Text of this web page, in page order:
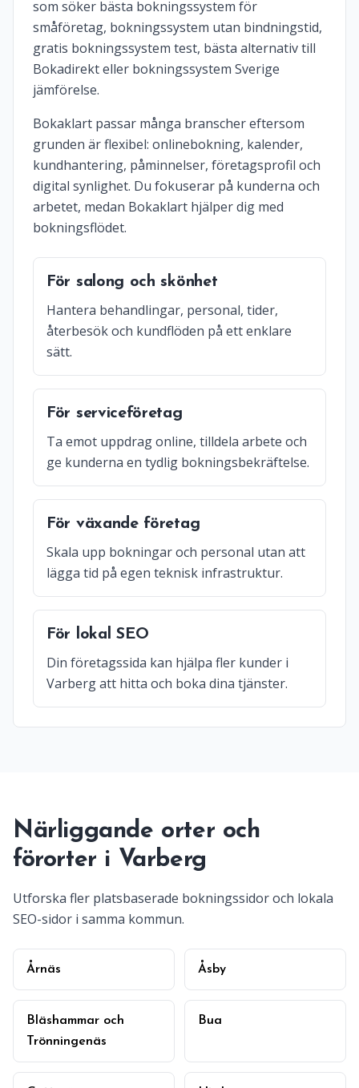
som söker bästa bokningssystem för
småföretag, bokningssystem utan bindningstid,
gratis bokningssystem test, bästa alternativ till
Bokadirekt eller bokningssystem Sverige
jämförelse.
Bokaklart passar många branscher eftersom
grunden är flexibel: onlinebokning, kalender,
kundhantering, påminnelser, företagsprofil och
digital synlighet. Du fokuserar på kunderna och
arbetet, medan Bokaklart hjälper dig med
bokningsflödet.
För salong och skönhet
Hantera behandlingar, personal, tider,
återbesök och kundflöden på ett enklare
sätt.
För serviceföretag
Ta emot uppdrag online, tilldela arbete och
ge kunderna en tydlig bokningsbekräftelse.
För växande företag
Skala upp bokningar och personal utan att
lägga tid på egen teknisk infrastruktur.
För lokal SEO
Din företagssida kan hjälpa fler kunder i
Varberg att hitta och boka dina tjänster.
Närliggande orter och
förorter i Varberg
Utforska fler platsbaserade bokningssidor och lokala
SEO-sidor i samma kommun.
Årnäs Åsby
Bläshammar och
Trönningenäs
Bua